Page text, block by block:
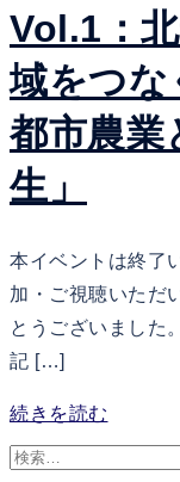
Vol.1：
域をつな
都市農業
生」
本イベントは終了
加・ご視聴いただ
とうございました
記 […]
続きを読む
検